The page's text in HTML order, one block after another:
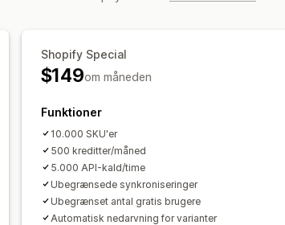
Oversættelse
Shopify Special
$149om måneden
Funktioner
10.000 SKU'er
500 kreditter/måned
5.000 API-kald/time
Ubegrænsede synkroniseringer
Ubegrænset antal gratis brugere
Automatisk nedarvning for varianter